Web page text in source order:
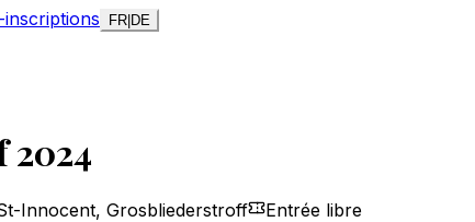
inscriptions FR DE
2024
Innocent, Grosbliederstroff
Entrée libre